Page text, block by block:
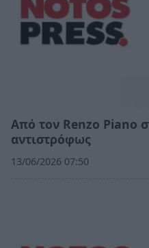
Από τον Renzo Piano
αντιστρόφως
13/06/2026 07:50